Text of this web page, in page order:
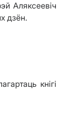
Аляксеевіч
дзён.
кнігі